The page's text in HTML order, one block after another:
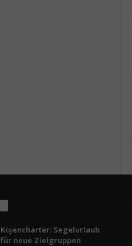
Kojencharter: Segelurlaub
für neue Zielgruppen